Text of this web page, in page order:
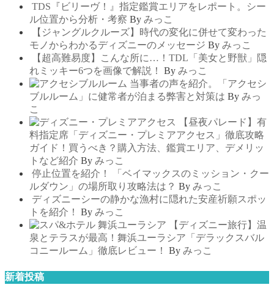
TDS『ビリーヴ！』指定鑑賞エリアをレポート。シー
ル位置から分析・考察 By みっこ
【ジャングルクルーズ】時代の変化に併せて変わった
モノからわかるディズニーのメッセージ By みっこ
【超高難易度】こんな所に…！TDL「美女と野獣」隠
れミッキー6つを画像で解説！
By みっこ
当事者の声を紹介。「アクセシ
ブルルーム」に健常者が泊まる弊害と対策は By みっ
こ
【昼夜パレード】有
料指定席「ディズニー・プレミアアクセス」徹底攻略
ガイド！買うべき？購入方法、鑑賞エリア、デメリッ
トなど紹介 By みっこ
停止位置を紹介！ 「ベイマックスのミッション・クー
ルダウン」の場所取り攻略法は？ By みっこ
ディズニーシーの静かな漁村に隠れた安産祈願スポッ
トを紹介！
By みっこ
【ディズニー旅行】温
泉とテラスが最高！舞浜ユーラシア「デラックスバル
コニールーム」徹底レビュー！
By みっこ
新着投稿